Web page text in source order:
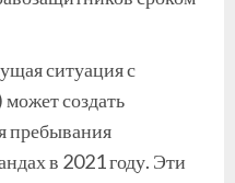
ситуация с
создать
пребывания
в 2021 году. Эти